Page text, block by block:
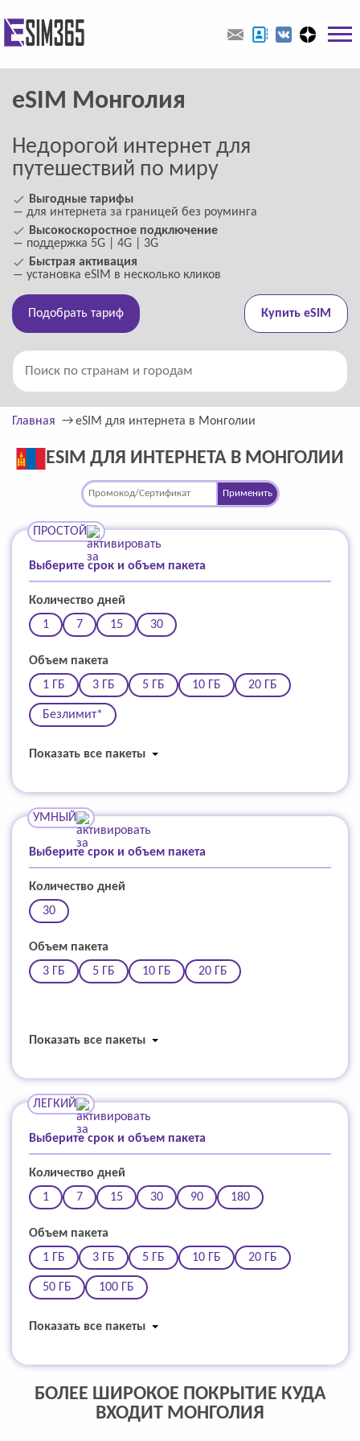
eSIM Монголия
Недорогой интернет для
путешествий по миру
Выгодные тарифы
― для интернета за границей без роуминга
Высокоскоростное подключение
― поддержка 5G | 4G | 3G
Быстрая активация
― установка eSIM в несколько кликов
Подобрать тариф Купить eSIM
Главная eSIM для интернета в Монголии
ESIM ДЛЯ ИНТЕРНЕТА В МОНГОЛИИ
Применить
ПРОСТОЙ
Выберите срок и объем пакета
Количество дней
1
7 15 30
Объем пакета
1 ГБ
3 ГБ 5 ГБ 10 ГБ 20 ГБ
Безлимит*
Показать все пакеты
УМНЫЙ
Выберите срок и объем пакета
Количество дней
30
Объем пакета
3 ГБ
5 ГБ 10 ГБ 20 ГБ
Показать все пакеты
ЛЕГКИЙ
Выберите срок и объем пакета
Количество дней
1
7 15 30 90 180
Объем пакета
1 ГБ
3 ГБ 5 ГБ 10 ГБ 20 ГБ
50 ГБ 100 ГБ
Показать все пакеты
БОЛЕЕ ШИРОКОЕ ПОКРЫТИЕ КУДА
ВХОДИТ МОНГОЛИЯ